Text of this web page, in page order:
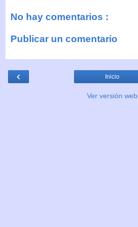
No hay comentarios :
Publicar un comentario
‹ Inicio
Ver versión web